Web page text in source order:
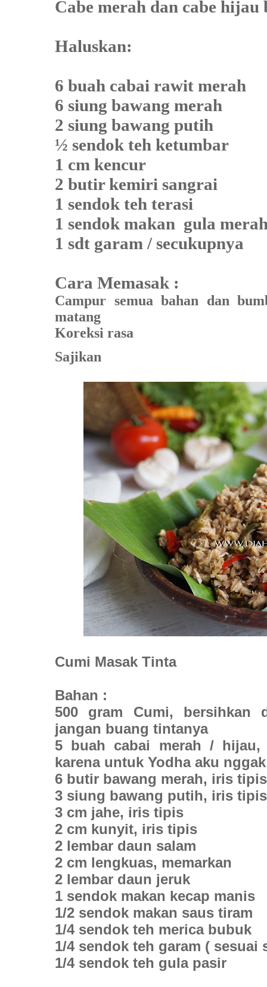
Cabe merah dan cabe
Haluskan:
6 buah cabai rawit merah
6 siung bawang merah
2 siung bawang putih
½ sendok teh ketumbar
1 cm kencur
2 butir kemiri sangrai
1 sendok teh terasi
1 sendok makan gula
1 sdt garam / secukupnya
Cara Memasak :
Campur semua bahan dan
matang
Koreksi rasa
Sajikan
Cumi Masak Tinta
Bahan :
500 gram Cumi, bersihkan
jangan buang tintanya
5 buah cabai merah /
karena untuk Yodha aku
6 butir bawang merah, iris tipis
3 siung bawang putih, iris tipis
3 cm jahe, iris tipis
2 cm kunyit, iris tipis
2 lembar daun salam
2 cm lengkuas, memarkan
2 lembar daun jeruk
1 sendok makan kecap manis
1/2 sendok makan saus tiram
1/4 sendok teh merica bubuk
1/4 sendok teh garam ( sesuai
1/4 sendok teh gula pasir